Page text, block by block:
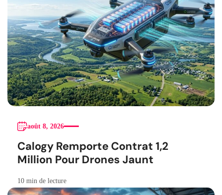
août 8, 2026
Calogy Remporte Contrat 1,2
Million Pour Drones Jaunt
10 min de lecture